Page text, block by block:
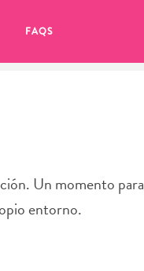
FAQS
Un momento para
entorno.